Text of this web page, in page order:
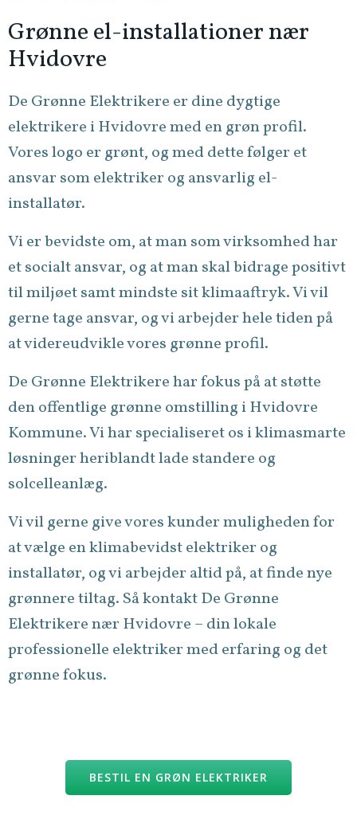
Grønne el-installationer nær
Hvidovre
De Grønne Elektrikere er dine dygtige
elektrikere i Hvidovre med en grøn profil.
Vores logo er grønt, og med dette følger et
ansvar som elektriker og ansvarlig el-
installatør.
Vi er bevidste om, at man som virksomhed har
et socialt ansvar, og at man skal bidrage positivt
til miljøet samt mindste sit klimaaftryk. Vi vil
gerne tage ansvar, og vi arbejder hele tiden på
at videreudvikle vores grønne profil.
De Grønne Elektrikere har fokus på at støtte
den offentlige grønne omstilling i Hvidovre
Kommune. Vi har specialiseret os i klimasmarte
løsninger heriblandt lade standere og
solcelleanlæg.
Vi vil gerne give vores kunder muligheden for
at vælge en klimabevidst elektriker og
installatør, og vi arbejder altid på, at finde nye
grønnere tiltag. Så kontakt De Grønne
Elektrikere nær Hvidovre – din lokale
professionelle elektriker med erfaring og det
grønne fokus.
BESTIL EN GRØN ELEKTRIKER